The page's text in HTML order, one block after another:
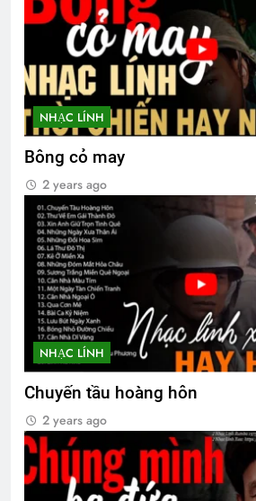
2 Years Ago
CSVSQ Đinh Viết
2 Years Ago
CSVSQ Phan
2 Years Ago
Chuyến tầu hoàng
2 Years Ago
2 Years Ago
NHẠC LÍNH
Bông cỏ may
2 years ago
NHẠC LÍNH
Chuyến tầu hoàng hôn
2 years ago